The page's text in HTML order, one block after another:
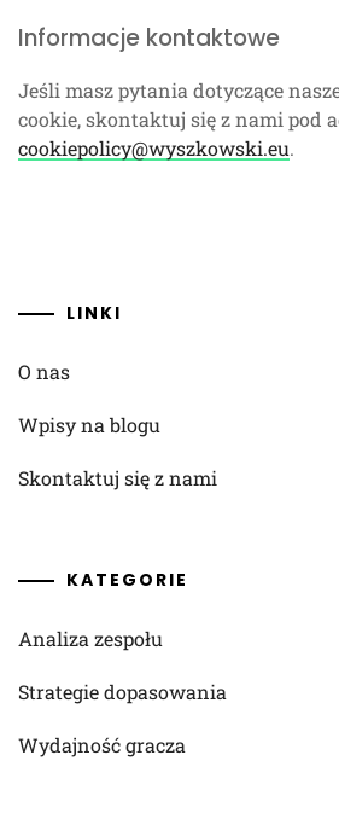
Informacje kontaktowe
Jeśli masz pytania dotyczące
cookie, skontaktuj się z nami pod
cookiepolicy@wyszkowski.eu.
LINKI
O nas
Wpisy na blogu
Skontaktuj się z nami
KATEGORIE
Analiza zespołu
Strategie dopasowania
Wydajność gracza